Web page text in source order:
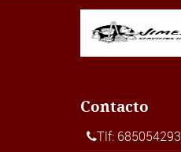
Contacto
Tlf: 685054293